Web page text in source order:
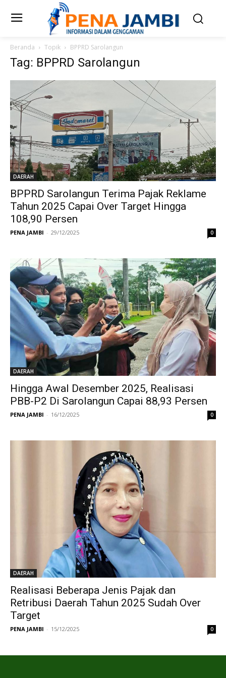
Beranda Topik BPPRD Sarolangun
Tag: BPPRD Sarolangun
DAERAH
BPPRD Sarolangun Terima Pajak Reklame
Tahun 2025 Capai Over Target Hingga
108,90 Persen
PENA JAMBI - 29/12/2025 0
DAERAH
Hingga Awal Desember 2025, Realisasi
PBB-P2 Di Sarolangun Capai 88,93 Persen
PENA JAMBI - 16/12/2025 0
DAERAH
Realisasi Beberapa Jenis Pajak dan
Retribusi Daerah Tahun 2025 Sudah Over
Target
PENA JAMBI - 15/12/2025 0